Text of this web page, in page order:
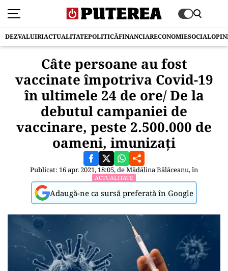
DEZVALUIRIACTUALITATEPOLITICĂFINANCIARECONOMIESOCIAL
Câte persoane au fost
vaccinate împotriva Covid-19
în ultimele 24 de ore/ De la
debutul campaniei de
vaccinare, peste 2.500.000 de
oameni, imunizați
Publicat: 16 apr. 2021, 18:05, deMădălina Bălăceanu, în
ACTUALITATE
Adaugă-ne ca sursă preferată în Google